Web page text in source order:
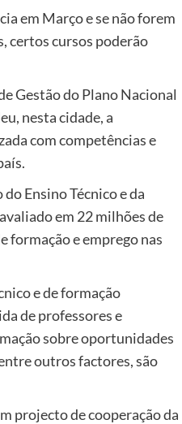
em Março e se não forem
certos cursos poderão
Gestão do Plano Nacional
nesta cidade, a
com competências e
Ensino Técnico e da
em 22 milhões de
formação e emprego nas
e de formação
de professores e
sobre oportunidades
outros factores, são
projecto de cooperação da